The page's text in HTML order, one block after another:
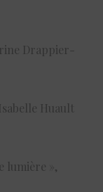
Drappier-
Huault
lumière »,